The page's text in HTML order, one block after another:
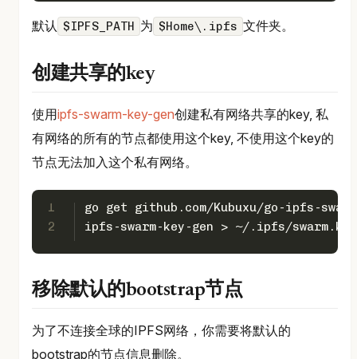
默认 $IPFS_PATH 为 $Home\.ipfs 文件夹。
创建共享的key
使用ipfs-swarm-key-gen创建私有网络共享的key, 私
有网络的所有的节点都使用这个key, 不使用这个key的
节点无法加入这个私有网络。
1
2
go get github.com/Kubuxu/go-ipfs-
ipfs-swarm-key-gen > ~/.ipfs/swarm.key
移除默认的bootstrap节点
为了不连接全球的IPFS网络，你需要将默认的
bootstrap的节点信息删除。